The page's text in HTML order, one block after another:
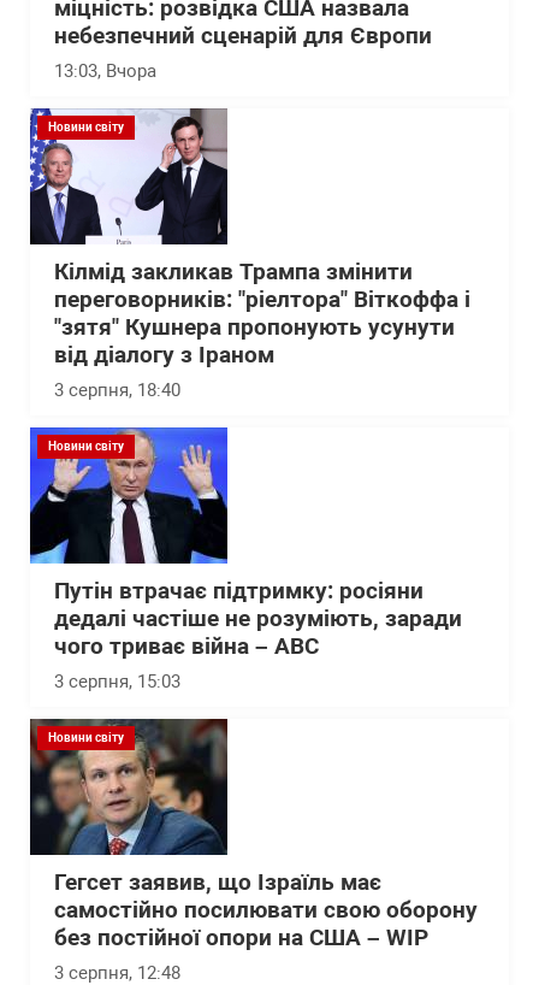
міцність: розвідка США назвала
небезпечний сценарій для Європи
13:03, Вчора
Новини світу
Кілмід закликав Трампа змінити
переговорників: "ріелтора" Віткоффа і
"зятя" Кушнера пропонують усунути
від діалогу з Іраном
3 серпня, 18:40
Новини світу
Путін втрачає підтримку: росіяни
дедалі частіше не розуміють, заради
чого триває війна – АВС
3 серпня, 15:03
Новини світу
Гегсет заявив, що Ізраїль має
самостійно посилювати свою оборону
без постійної опори на США – WІP
3 серпня, 12:48